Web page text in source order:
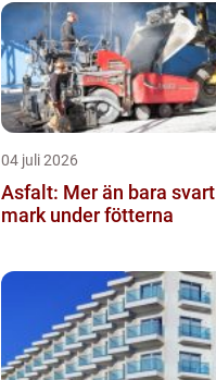
04 juli 2026
Asfalt: Mer än bara svart
mark under fötterna